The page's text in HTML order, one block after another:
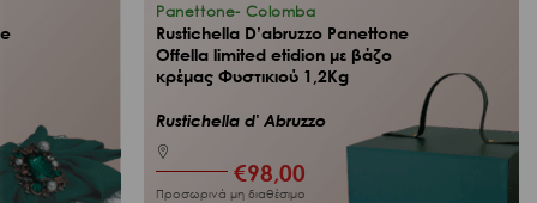
μου
Panettone- Colomba
Rustichella D’abruzzo Panettone
Offella limited etidion με βάζο
κρέμας Φυστικιού 1,2Κg
Rustichella d' Abruzzo
€98,00
Προσωρινά μη διαθέσιμο